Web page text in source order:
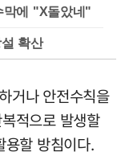
막에 "X돌았네"
확산
거나 안전수칙을
적으로 발생할
용할 방침이다.